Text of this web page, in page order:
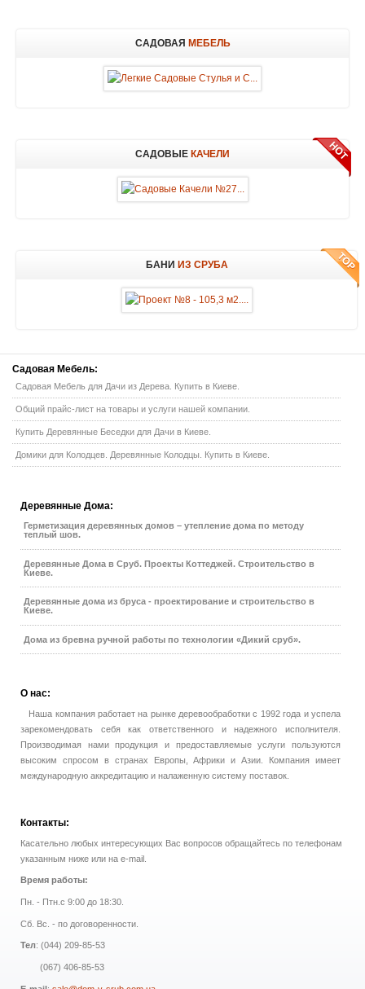
САДОВАЯ МЕБЕЛЬ
САДОВЫЕ КАЧЕЛИ
БАНИ ИЗ СРУБА
Садовая Мебель:
Садовая Мебель для Дачи из Дерева. Купить в Киеве.
Общий прайс-лист на товары и услуги нашей компании.
Купить Деревянные Беседки для Дачи в Киеве.
Домики для Колодцев. Деревянные Колодцы. Купить в Киеве.
Деревянные Дома:
Герметизация деревянных домов – утепление дома по методу
теплый шов.
Деревянные Дома в Сруб. Проекты Коттеджей. Строительство в
Киеве.
Деревянные дома из бруса - проектирование и строительство в
Киеве.
Дома из бревна ручной работы по технологии «Дикий сруб».
О нас:
Наша компания работает на рынке деревообработки с 1992 года и успела
зарекомендовать себя как ответственного и надежного исполнителя.
Производимая нами продукция и предоставляемые услуги пользуются
высоким спросом в странах Европы, Африки и Азии. Компания имеет
международную аккредитацию и налаженную систему поставок.
Контакты:
Касательно любых интересующих Вас вопросов обращайтесь по телефонам
указанным ниже или на e-mail.
Время работы:
Пн. - Птн.с 9:00 до 18:30.
Сб. Вс. - по договоренности.
Тел: (044) 209-85-53
(067) 406-85-53